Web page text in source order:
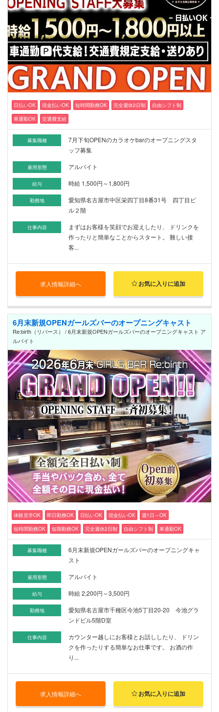
日払いOK 現金払いOK 短時間勤務OK 完全週休2日制
自由シフト制
車通勤OK
交通費支給
募集職種
7月下旬OPENのカラオケbarのオープニングスタ
ッフ募集
雇用形態 アルバイト
給与 時給 1,500円～1,800円
勤務地
愛知県名古屋市中区栄四丁目8番31号 四丁目ビ
ル２階
仕事内容
まずはお客様を笑顔でお迎えしたり、 ドリンクを
作ったりと簡単なことからスタート。 難しい接
客...
求人情報詳細へ お気に入りに追加
6月末新規OPENガールズバーのオープニングキャスト
Re:birth（リバース） / 6月末新規OPENガールズバーのオープニングキャスト ア
ルバイト
体験見学OK 即日勤務OK 日払いOK 現金払いOK
週1日～OK
短時間勤務OK
短期勤務OK 完全週休2日制 自由シフト制 車通勤OK
募集職種
6月末新規OPENガールズバーのオープニングキャ
スト
雇用形態 アルバイト
給与 時給 2,200円～3,500円
勤務地
愛知県名古屋市千種区今池5丁目20-20 今池グラ
ンドビル5階D室
仕事内容
カウンター越しにお客様とお話ししたり、 ドリン
クを作ったりする簡単なお仕事です。 お酒の作
り...
求人情報詳細へ お気に入りに追加